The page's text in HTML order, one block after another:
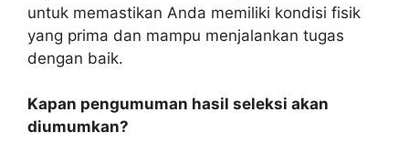
untuk memastikan Anda memiliki kondisi fisik
yang prima dan mampu menjalankan tugas
dengan baik.
Kapan pengumuman hasil seleksi akan
diumumkan?